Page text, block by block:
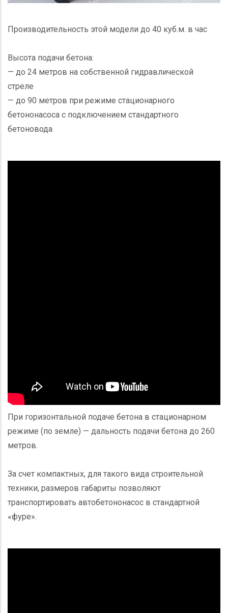
Производительность этой модели до 40 куб.м. в час
Высота подачи бетона:
— до 24 метров на собственной гидравлической
стреле
— до 90 метров при режиме стационарного
бетононасоса с подключением стандартного
бетоновода
При горизонтальной подаче бетона в стационарном
режиме (по земле) — дальность подачи бетона до 260
метров.
За счет компактных, для такого вида строительной
техники, размеров габариты позволяют
транспортировать автобетононасос в стандартной
«фуре».